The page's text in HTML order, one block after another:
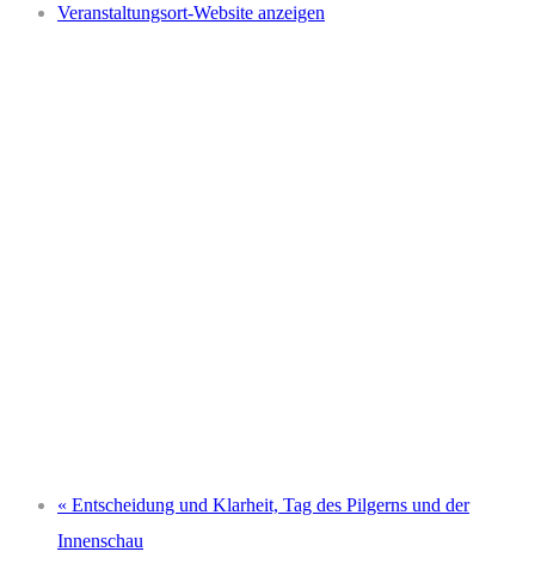
Veranstaltungsort-Website anzeigen
« Entscheidung und Klarheit, Tag des Pilgerns und der
Innenschau